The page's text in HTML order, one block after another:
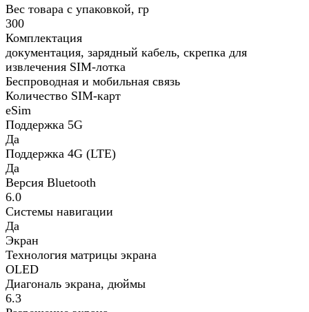
Вес товара с упаковкой, гр
300
Комплектация
документация, зарядный кабель, скрепка для
извлечения SIM-лотка
Беспроводная и мобильная связь
Количество SIM-карт
eSim
Поддержка 5G
Да
Поддержка 4G (LTE)
Да
Версия Bluetooth
6.0
Системы навигации
Да
Экран
Технология матрицы экрана
OLED
Диагональ экрана, дюймы
6.3